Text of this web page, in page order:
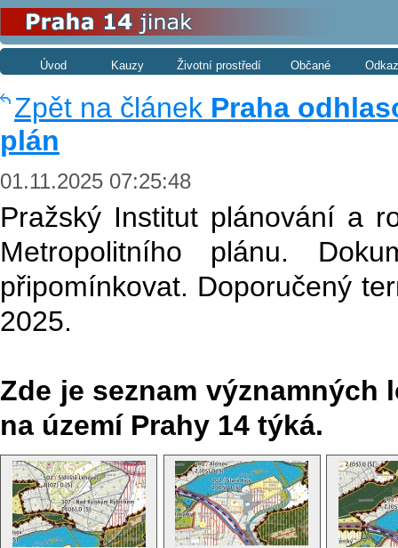
Úvod Kauzy Životní prostředí Občané
Zpět na článek Praha
plán
01.11.2025 07:25:48
Pražský Institut plánování a
Metropolitního plánu.
připomínkovat. Doporučený
2025.
Zde je seznam
na území Prahy 14 týká.